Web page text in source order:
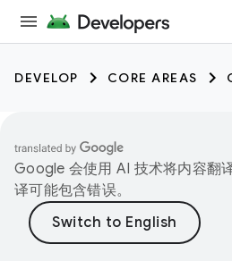
DEVELOP CORE AREAS
Google 会使用 AI 技术将内容翻
译可能包含错误。